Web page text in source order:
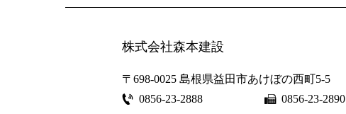
株式会社森本建設
〒698-0025 島根県益田市あけぼの西町5-5
0856-23-2888
0856-23-2890